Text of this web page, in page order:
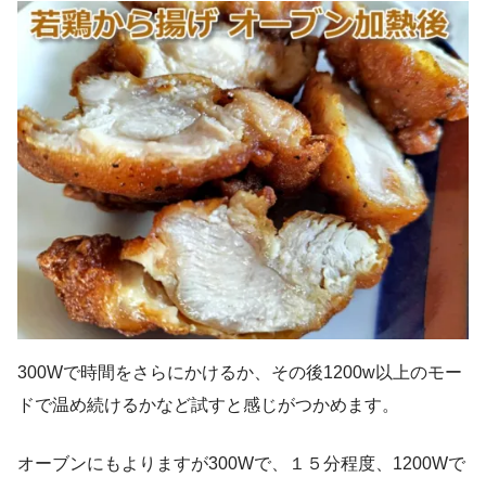
300Wで時間をさらにかけるか、その後1200w以上のモー
ドで温め続けるかなど試すと感じがつかめます。
オーブンにもよりますが300Wで、１５分程度、1200Wで